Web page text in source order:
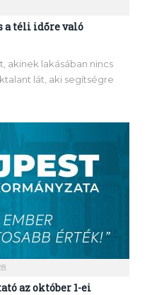
a téli időre való
akinek lakásában nincs
lát, aki segítségre
az október 1-ei